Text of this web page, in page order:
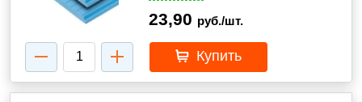
23,90 руб./шт.
Купить